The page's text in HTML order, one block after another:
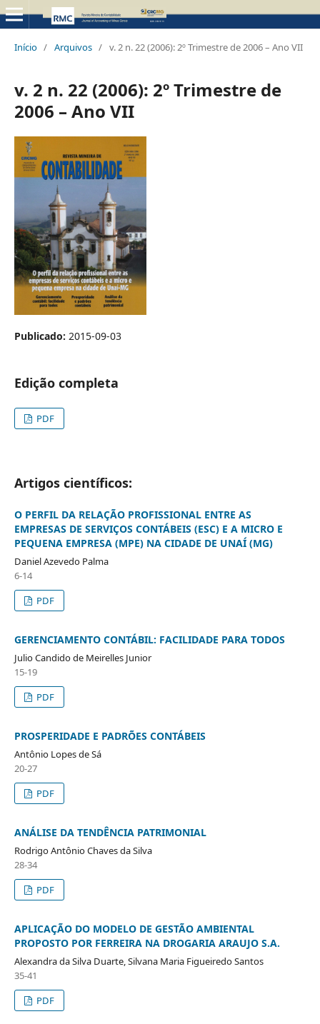
Início / Arquivos / v. 2 n. 22 (2006): 2º Trimestre de 2006 – Ano VII
v. 2 n. 22 (2006): 2º Trimestre de
2006 – Ano VII
Publicado: 2015-09-03
Edição completa
PDF
Artigos científicos:
O PERFIL DA RELAÇÃO PROFISSIONAL ENTRE AS
EMPRESAS DE SERVIÇOS CONTÁBEIS (ESC) E A MICRO E
PEQUENA EMPRESA (MPE) NA CIDADE DE UNAÍ (MG)
Daniel Azevedo Palma
6-14
PDF
GERENCIAMENTO CONTÁBIL: FACILIDADE PARA TODOS
Julio Candido de Meirelles Junior
15-19
PDF
PROSPERIDADE E PADRÕES CONTÁBEIS
Antônio Lopes de Sá
20-27
PDF
ANÁLISE DA TENDÊNCIA PATRIMONIAL
Rodrigo Antônio Chaves da Silva
28-34
PDF
APLICAÇÃO DO MODELO DE GESTÃO AMBIENTAL
PROPOSTO POR FERREIRA NA DROGARIA ARAUJO S.A.
Alexandra da Silva Duarte, Silvana Maria Figueiredo Santos
35-41
PDF